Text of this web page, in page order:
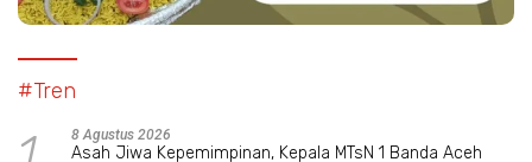
#Tren
8 Agustus 2026
Asah Jiwa Kepemimpinan, Kepala MTsN 1 Banda Aceh